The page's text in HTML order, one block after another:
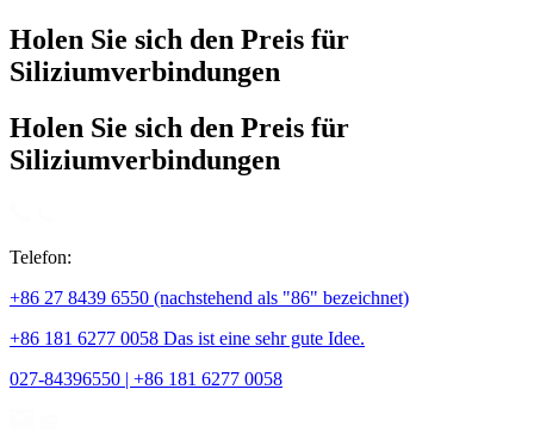
Holen Sie sich den Preis für
Siliziumverbindungen
Holen Sie sich den Preis für
Siliziumverbindungen
Telefon:
+86 27 8439 6550 (nachstehend als "86" bezeichnet)
+86 181 6277 0058 Das ist eine sehr gute Idee.
027-84396550 | +86 181 6277 0058